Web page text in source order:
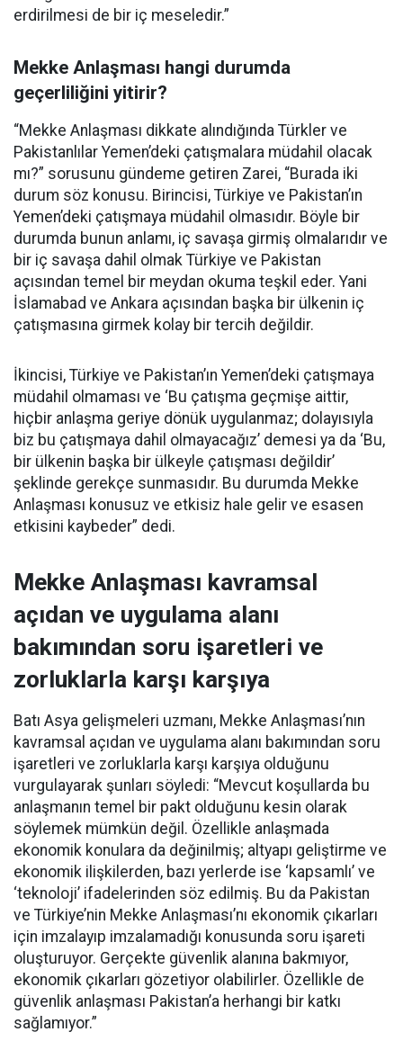
erdirilmesi de bir iç meseledir.”
Mekke Anlaşması hangi durumda
geçerliliğini yitirir?
“Mekke Anlaşması dikkate alındığında Türkler ve
Pakistanlılar Yemen’deki çatışmalara müdahil olacak
mı?” sorusunu gündeme getiren Zarei, “Burada iki
durum söz konusu. Birincisi, Türkiye ve Pakistan’ın
Yemen’deki çatışmaya müdahil olmasıdır. Böyle bir
durumda bunun anlamı, iç savaşa girmiş olmalarıdır ve
bir iç savaşa dahil olmak Türkiye ve Pakistan
açısından temel bir meydan okuma teşkil eder. Yani
İslamabad ve Ankara açısından başka bir ülkenin iç
çatışmasına girmek kolay bir tercih değildir.
İkincisi, Türkiye ve Pakistan’ın Yemen’deki çatışmaya
müdahil olmaması ve ‘Bu çatışma geçmişe aittir,
hiçbir anlaşma geriye dönük uygulanmaz; dolayısıyla
biz bu çatışmaya dahil olmayacağız’ demesi ya da ‘Bu,
bir ülkenin başka bir ülkeyle çatışması değildir’
şeklinde gerekçe sunmasıdır. Bu durumda Mekke
Anlaşması konusuz ve etkisiz hale gelir ve esasen
etkisini kaybeder” dedi.
Mekke Anlaşması kavramsal
açıdan ve uygulama alanı
bakımından soru işaretleri ve
zorluklarla karşı karşıya
Batı Asya gelişmeleri uzmanı, Mekke Anlaşması’nın
kavramsal açıdan ve uygulama alanı bakımından soru
işaretleri ve zorluklarla karşı karşıya olduğunu
vurgulayarak şunları söyledi: “Mevcut koşullarda bu
anlaşmanın temel bir pakt olduğunu kesin olarak
söylemek mümkün değil. Özellikle anlaşmada
ekonomik konulara da değinilmiş; altyapı geliştirme ve
ekonomik ilişkilerden, bazı yerlerde ise ‘kapsamlı’ ve
‘teknoloji’ ifadelerinden söz edilmiş. Bu da Pakistan
ve Türkiye’nin Mekke Anlaşması’nı ekonomik çıkarları
için imzalayıp imzalamadığı konusunda soru işareti
oluşturuyor. Gerçekte güvenlik alanına bakmıyor,
ekonomik çıkarları gözetiyor olabilirler. Özellikle de
güvenlik anlaşması Pakistan’a herhangi bir katkı
sağlamıyor.”